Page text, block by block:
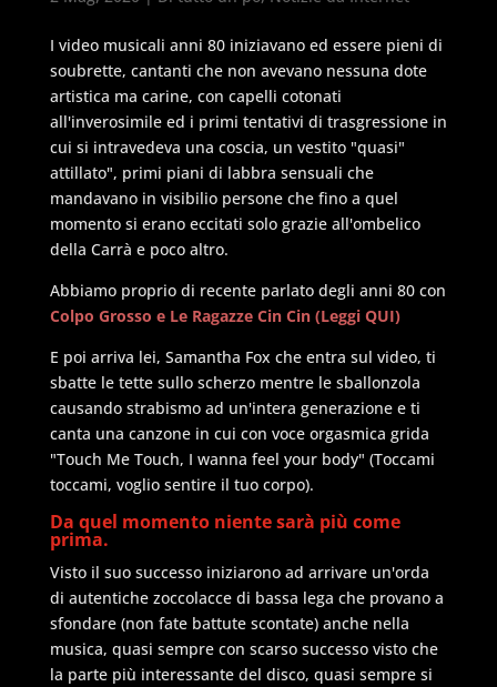
I video musicali anni 80 iniziavano ed essere pieni di
soubrette, cantanti che non avevano nessuna dote
artistica ma carine, con capelli cotonati
all'inverosimile ed i primi tentativi di trasgressione in
cui si intravedeva una coscia, un vestito "quasi"
attillato", primi piani di labbra sensuali che
mandavano in visibilio persone che fino a quel
momento si erano eccitati solo grazie all'ombelico
della Carrà e poco altro.
Abbiamo proprio di recente parlato degli anni 80 con
Colpo Grosso e Le Ragazze Cin Cin (Leggi QUI)
E poi arriva lei, Samantha Fox che entra sul video, ti
sbatte le tette sullo scherzo mentre le sballonzola
causando strabismo ad un'intera generazione e ti
canta una canzone in cui con voce orgasmica grida
"Touch Me Touch, I wanna feel your body" (Toccami
toccami, voglio sentire il tuo corpo).
Da quel momento niente sarà più come
prima.
Visto il suo successo iniziarono ad arrivare un'orda
di autentiche zoccolacce di bassa lega che provano a
sfondare (non fate battute scontate) anche nella
musica, quasi sempre con scarso successo visto che
la parte più interessante del disco, quasi sempre si